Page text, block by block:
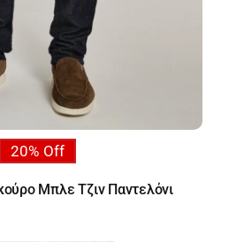
20% Off
Μπλε Τζιν Παντελόνι